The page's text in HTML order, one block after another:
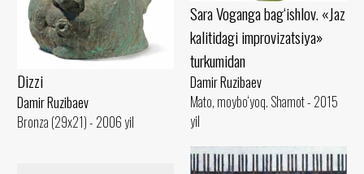
Sara Voganga bag‘ishlov. «Jaz
kalitidagi improvizatsiya»
turkumidan
Damir Ruzibaev
Mato, moybo‘yoq. Shamot - 2015
yil
Dizzi
Damir Ruzibaev
Bronza (29x21) - 2006 yil